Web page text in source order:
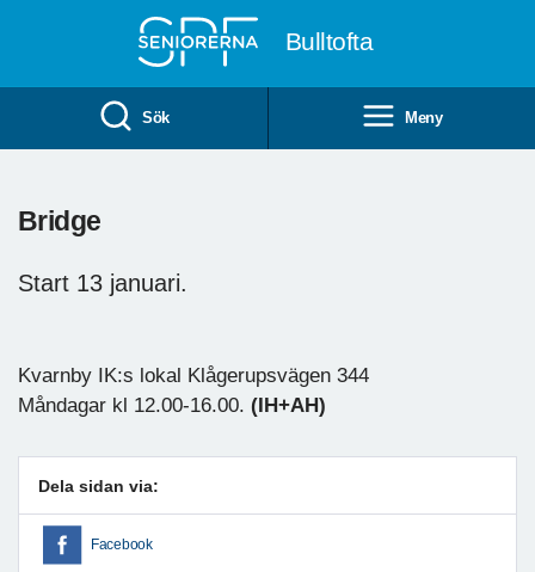
Bulltofta
Sök Meny
Bridge
Start 13 januari.
Kvarnby IK:s lokal Klågerupsvägen 344
Måndagar kl 12.00-16.00. (IH+AH)
Dela sidan via:
Facebook